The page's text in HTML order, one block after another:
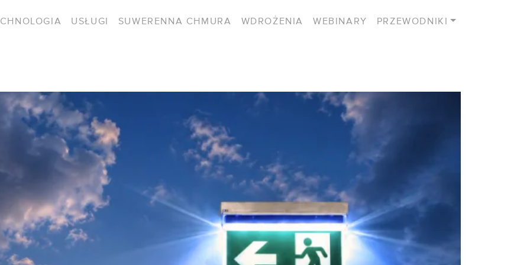
USŁUGI SUWERENNA CHMURA WDROŻENIA WEBINARY PRZEWODNIKI